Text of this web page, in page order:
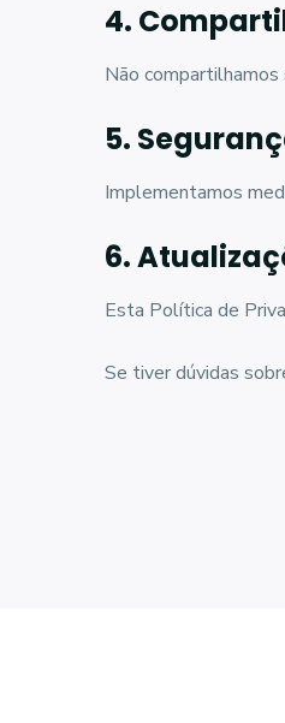
4.
Não
5.
Implementamos
6.
Esta Política de
Se tiver dúvidas